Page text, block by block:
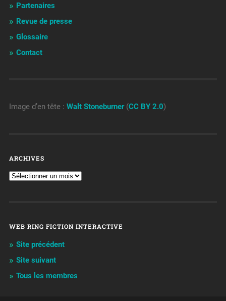
Partenaires
Revue de presse
Glossaire
Contact
Image d’en tête : Walt Stoneburner(CC BY 2.0)
ARCHIVES
WEB RING FICTION INTERACTIVE
Site précédent
Site suivant
Tous les membres